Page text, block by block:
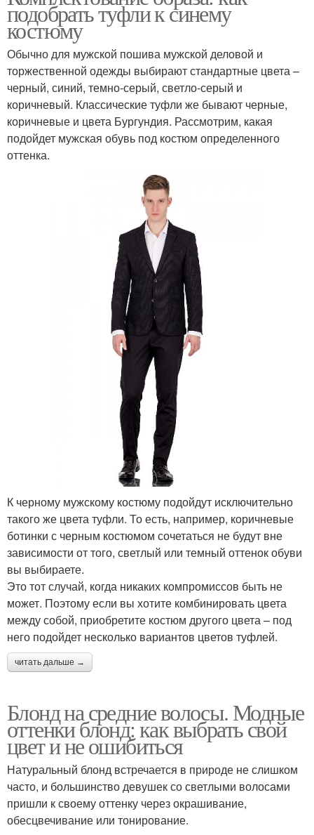
подобрать туфли к синему
костюму
Обычно для мужской пошива мужской деловой и
торжественной одежды выбирают стандартные цвета –
черный, синий, темно-серый, светло-серый и
коричневый. Классические туфли же бывают черные,
коричневые и цвета Бургундия. Рассмотрим, какая
подойдет мужская обувь под костюм определенного
оттенка.
К черному мужскому костюму подойдут исключительно
такого же цвета туфли. То есть, например, коричневые
ботинки с черным костюмом сочетаться не будут вне
зависимости от того, светлый или темный оттенок обуви
вы выбираете.
Это тот случай, когда никаких компромиссов быть не
может. Поэтому если вы хотите комбинировать цвета
между собой, приобретите костюм другого цвета – под
него подойдет несколько вариантов цветов туфлей.
читать дальше →
Блонд на средние волосы. Модные
оттенки блонд: как выбрать свой
цвет и не ошибиться
Натуральный блонд встречается в природе не слишком
часто, и большинство девушек со светлыми волосами
пришли к своему оттенку через окрашивание,
обесцвечивание или тонирование.